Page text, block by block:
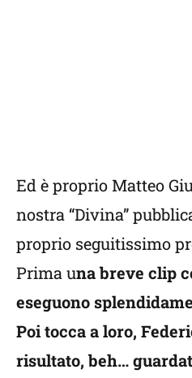
Ed è proprio Matteo
nostra “Divina”
proprio seguitissimo
Prima una breve clip
eseguono
Poi tocca a loro,
risultato, beh…